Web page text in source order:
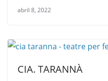
abril 8, 2022
CIA. TARANNÀ